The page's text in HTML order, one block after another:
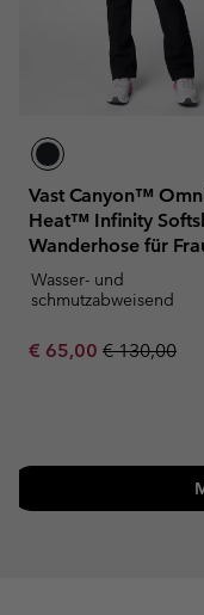
Vast Canyon™
Heat™ Infinity
Wanderhose für
Wasser- und
schmutzabweisend
Sale price:
€ 65,00 Regular
€ 130,00